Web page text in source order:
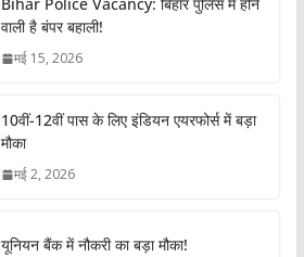
वाली है बंपर बहाली!
मई 15, 2026
10वीं-12वीं पास के लिए इंडियन एयरफोर्स में बड़ा
मौका
मई 2, 2026
यूनियन बैंक में नौकरी का बड़ा मौका!